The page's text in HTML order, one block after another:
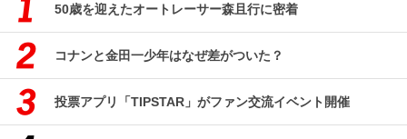
50歳を迎えたオートレーサー森且行に密着
コナンと金田一少年はなぜ差がついた？
投票アプリ「TIPSTAR」がファン交流イベント開催